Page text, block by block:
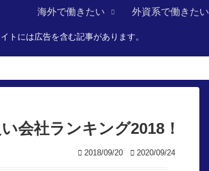
海外で働きたい 外資系で働きたい
トには広告を含む記事があります。
会社ランキング2018！
2018/09/20 2020/09/24